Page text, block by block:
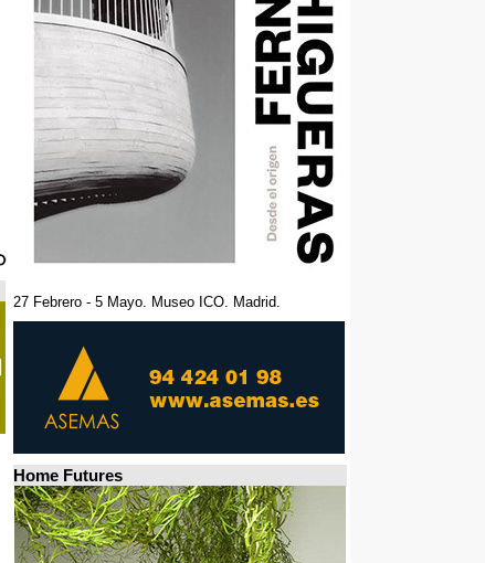
27 Febrero - 5 Mayo. Museo ICO. Madrid.
Home Futures